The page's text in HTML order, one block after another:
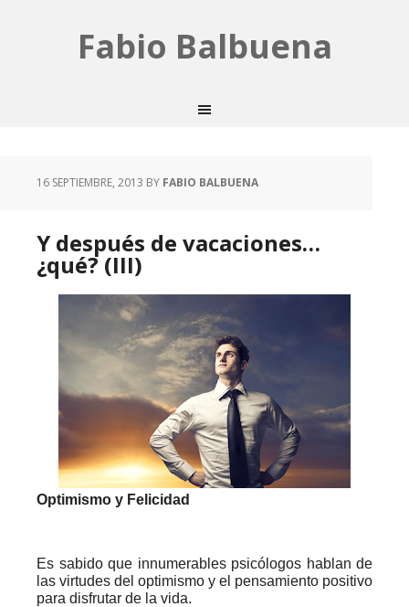
Fabio Balbuena
16 SEPTIEMBRE, 2013 BY FABIO BALBUENA
Y después de vacaciones…
¿qué? (III)
Optimismo y Felicidad
Es sabido que innumerables psicólogos hablan de
las virtudes del optimismo y el pensamiento positivo
para disfrutar de la vida.